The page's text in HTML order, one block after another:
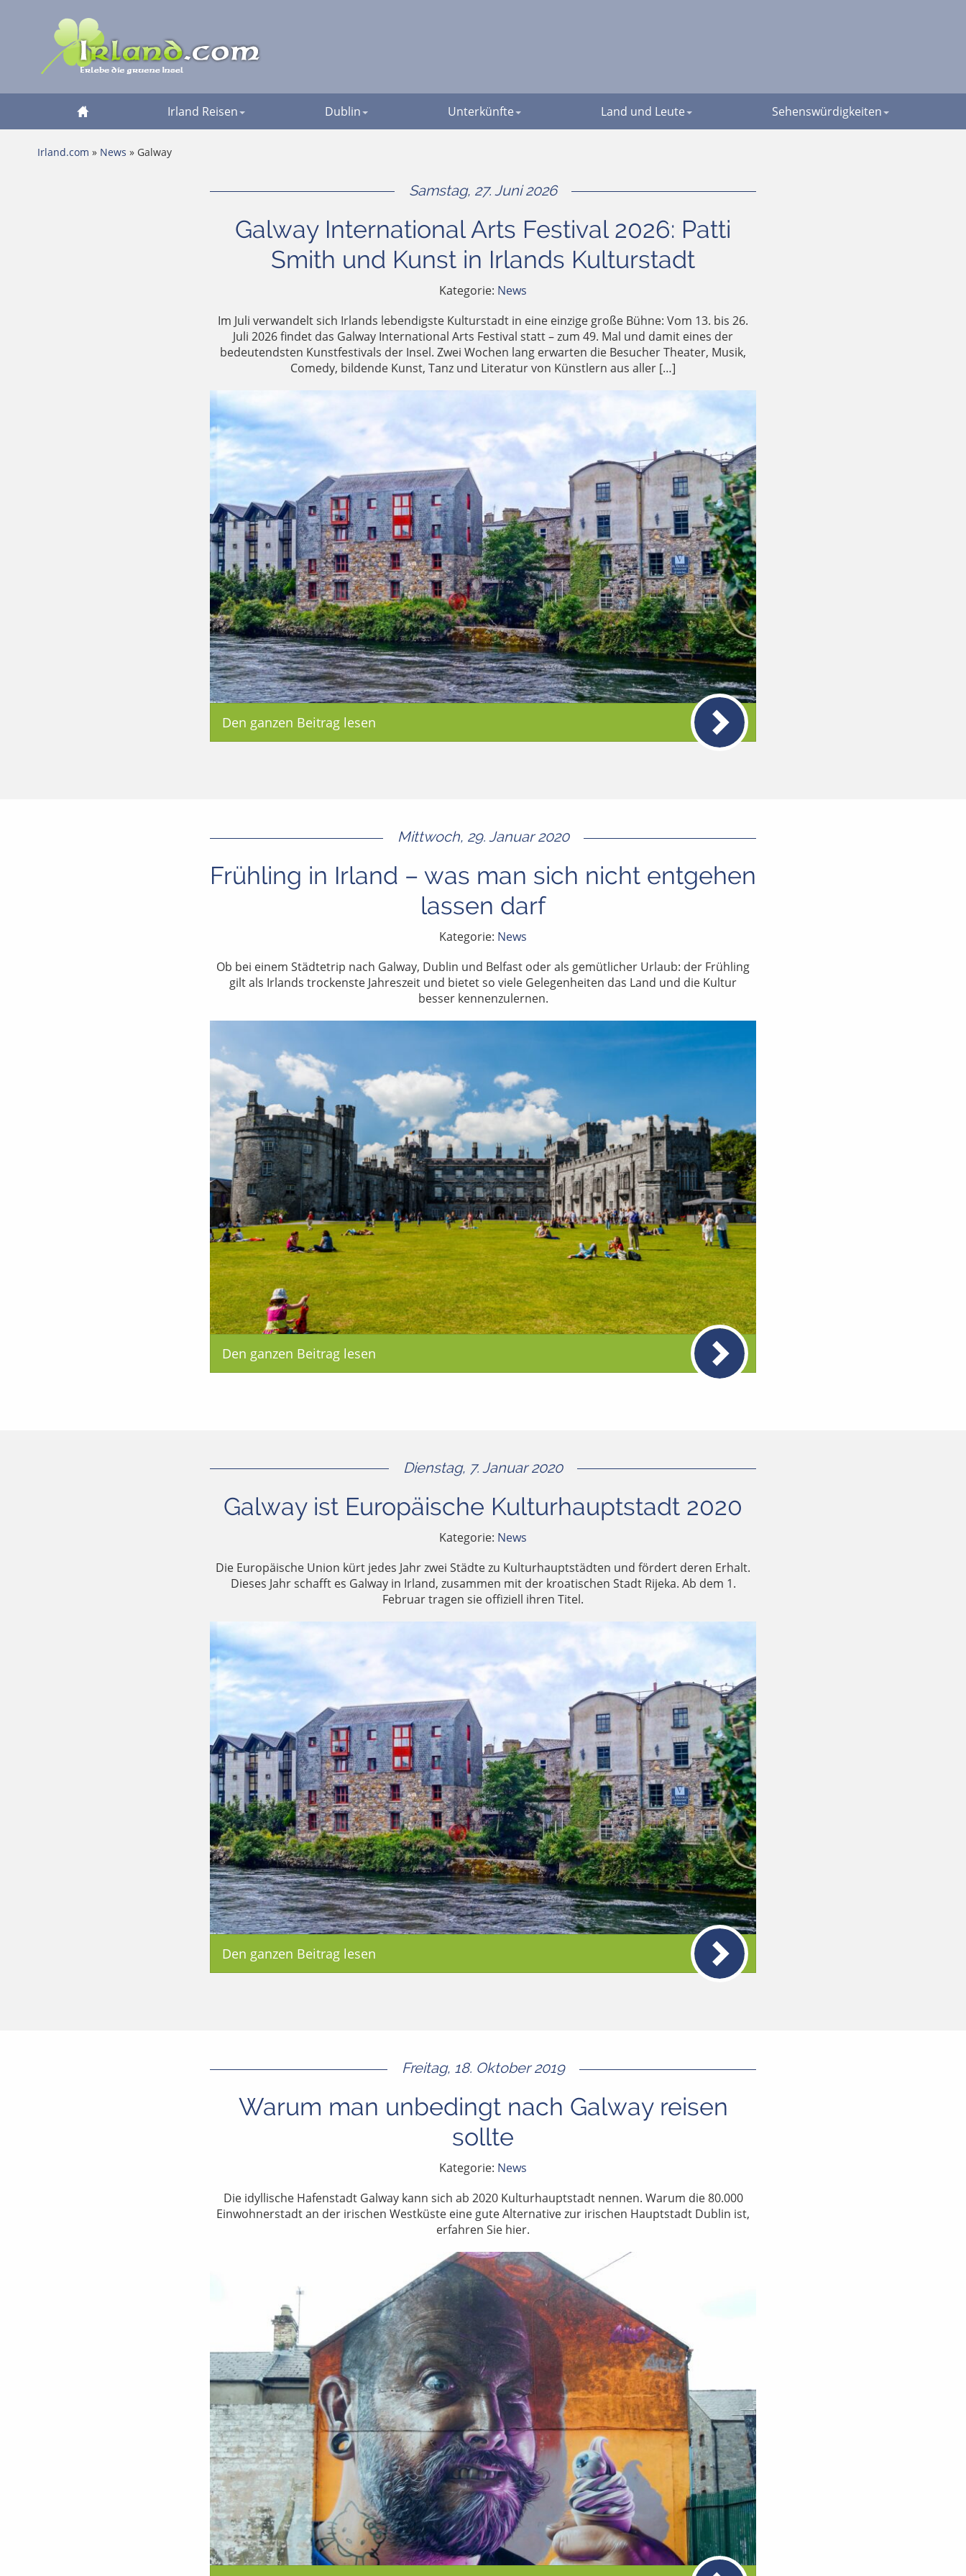
Irland Reisen Dublin Unterkünfte Land und Leute Sehenswürdigkeiten
Irland.com » News » Galway
Samstag, 27. Juni 2026
Galway International Arts Festival 2026: Patti
Smith und Kunst in Irlands Kulturstadt
Kategorie: News
Im Juli verwandelt sich Irlands lebendigste Kulturstadt in eine einzige große Bühne: Vom 13. bis 26.
Juli 2026 findet das Galway International Arts Festival statt – zum 49. Mal und damit eines der
bedeutendsten Kunstfestivals der Insel. Zwei Wochen lang erwarten die Besucher Theater, Musik,
Comedy, bildende Kunst, Tanz und Literatur von Künstlern aus aller […]
Den ganzen Beitrag lesen
Mittwoch, 29. Januar 2020
Frühling in Irland – was man sich nicht entgehen
lassen darf
Kategorie: News
Ob bei einem Städtetrip nach Galway, Dublin und Belfast oder als gemütlicher Urlaub: der Frühling
gilt als Irlands trockenste Jahreszeit und bietet so viele Gelegenheiten das Land und die Kultur
besser kennenzulernen.
Den ganzen Beitrag lesen
Dienstag, 7. Januar 2020
Galway ist Europäische Kulturhauptstadt 2020
Kategorie: News
Die Europäische Union kürt jedes Jahr zwei Städte zu Kulturhauptstädten und fördert deren Erhalt.
Dieses Jahr schafft es Galway in Irland, zusammen mit der kroatischen Stadt Rijeka. Ab dem 1.
Februar tragen sie offiziell ihren Titel.
Den ganzen Beitrag lesen
Freitag, 18. Oktober 2019
Warum man unbedingt nach Galway reisen
sollte
Kategorie: News
Die idyllische Hafenstadt Galway kann sich ab 2020 Kulturhauptstadt nennen. Warum die 80.000
Einwohnerstadt an der irischen Westküste eine gute Alternative zur irischen Hauptstadt Dublin ist,
erfahren Sie hier.